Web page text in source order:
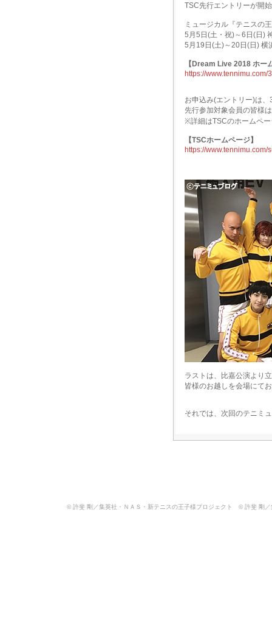
TSC先行エントリーが開
ミュージカル『テニスの
5月5日(土・祝)～6日(日)
5月19日(土)～20日(日) 横
【Dream Live 2018 ホー
https://www.tennimu.com/
お申込み(エントリー)は
先行参加対象会員の皆様
※詳細はTSCのホームペ
【TSCホームページ】
https://www.tennimu.com/
ラストは、比嘉公演より
皆様のお越しを会場にて
それでは、次回のテニミ
© 許斐 剛／集英社・ＮＡＳ・新テニスの王子様プロジェクト © 許斐 剛／